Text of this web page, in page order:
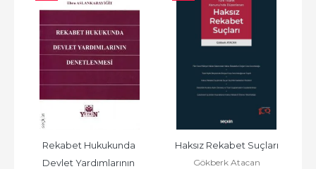
Rekabet Hukukunda
Devlet Yardımlarının
Haksız Rekabet Suçları
Gökberk Atacan